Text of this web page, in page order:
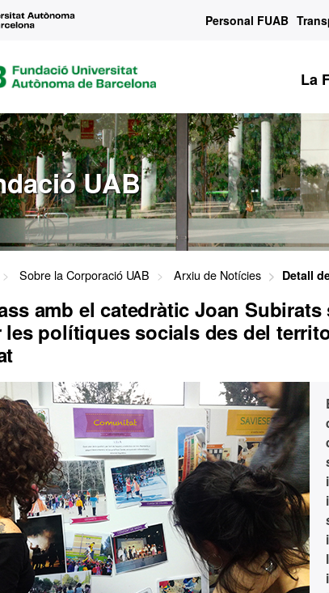
Personal FUAB
La
UAB
Sobre la Corporació UAB Arxiu de Notícies Detall
amb el catedràtic Joan
les polítiques socials des del